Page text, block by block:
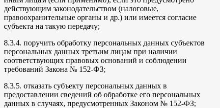
действующим законодательством (налоговые,
правоохранительные органы и др.) или имеется согласие
субъекта на такую передачу;
8.3.4. поручить обработку персональных данных субъектов
персональных данных третьим лицам при наличии
соответствующих правовых оснований и соблюдении
требований Закона № 152-ФЗ;
8.3.5. отказать субъекту персональных данных в
предоставлении сведений об обработке его персональных
данных в случаях, предусмотренных Законом № 152-ФЗ;